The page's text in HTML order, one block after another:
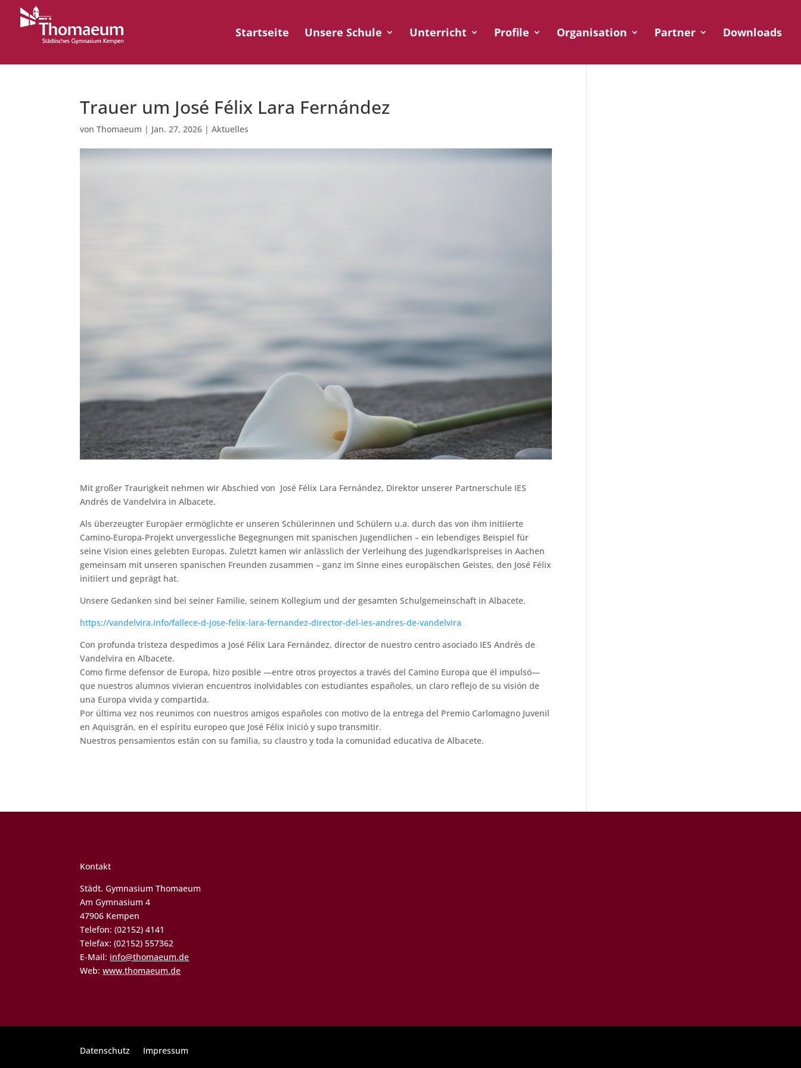
Startseite Unsere Schule Unterricht Profile Organisation Partner Downloads
Trauer um José Félix Lara Fernández
vonThomaeum | Jan. 27, 2026 |Aktuelles
Mit großer Traurigkeit nehmen wir Abschied von José Félix Lara Fernández, Direktor unserer Partnerschule IES
Andrés de Vandelvira in Albacete.
Als überzeugter Europäer ermöglichte er unseren Schülerinnen und Schülern u.a. durch das von ihm initiierte
Camino-Europa-Projekt unvergessliche Begegnungen mit spanischen Jugendlichen – ein lebendiges Beispiel für
seine Vision eines gelebten Europas. Zuletzt kamen wir anlässlich der Verleihung des Jugendkarlspreises in Aachen
gemeinsam mit unseren spanischen Freunden zusammen – ganz im Sinne eines europäischen Geistes, den José Félix
initiiert und geprägt hat.
Unsere Gedanken sind bei seiner Familie, seinem Kollegium und der gesamten Schulgemeinschaft in Albacete.
https://vandelvira.info/fallece-d-jose-felix-lara-fernandez-director-del-ies-andres-de-vandelvira
Con profunda tristeza despedimos a José Félix Lara Fernández, director de nuestro centro asociado IES Andrés de
Vandelvira en Albacete.
Como firme defensor de Europa, hizo posible —entre otros proyectos a través del Camino Europa que él impulsó—
que nuestros alumnos vivieran encuentros inolvidables con estudiantes españoles, un claro reflejo de su visión de
una Europa vivida y compartida.
Por última vez nos reunimos con nuestros amigos españoles con motivo de la entrega del Premio Carlomagno Juvenil
en Aquisgrán, en el espíritu europeo que José Félix inició y supo transmitir.
Nuestros pensamientos están con su familia, su claustro y toda la comunidad educativa de Albacete.
Kontakt
Städt. Gymnasium Thomaeum
Am Gymnasium 4
47906 Kempen
Telefon: (02152) 4141
Telefax: (02152) 557362
E-Mail: info@thomaeum.de
Web:www.thomaeum.de
Datenschutz Impressum